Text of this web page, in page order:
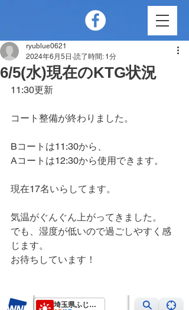
6/5(水)現在のKTG状況
ryublue0621
2024年6月5日 読了時間: 1分
11:30更新
コート整備が終わりました。
Bコートは11:30から、
Aコートは12:30から使用できます。
現在17名いらしてます。
気温がぐんぐん上がってきました。
でも、湿度が低いので過ごしやすく感
じます。
お待ちしています！